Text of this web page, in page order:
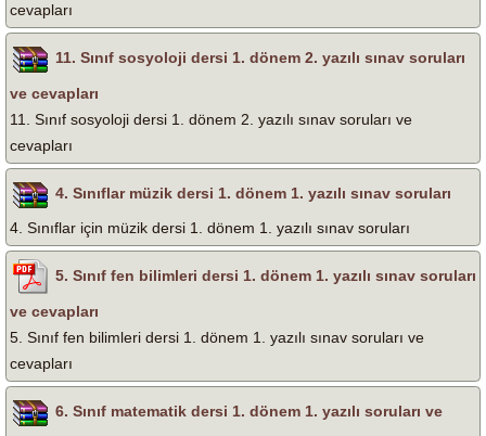
cevapları
11. Sınıf sosyoloji dersi 1. dönem 2. yazılı sınav soruları
ve cevapları
11. Sınıf sosyoloji dersi 1. dönem 2. yazılı sınav soruları ve
cevapları
4. Sınıflar müzik dersi 1. dönem 1. yazılı sınav soruları
4. Sınıflar için müzik dersi 1. dönem 1. yazılı sınav soruları
5. Sınıf fen bilimleri dersi 1. dönem 1. yazılı sınav soruları
ve cevapları
5. Sınıf fen bilimleri dersi 1. dönem 1. yazılı sınav soruları ve
cevapları
6. Sınıf matematik dersi 1. dönem 1. yazılı soruları ve